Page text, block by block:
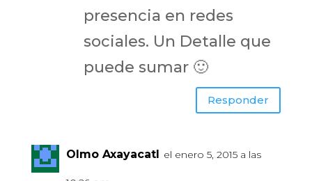
presencia en redes
sociales. Un Detalle que
puede sumar 🙂
Responder
Olmo Axayacatl el enero 5, 2015 a las